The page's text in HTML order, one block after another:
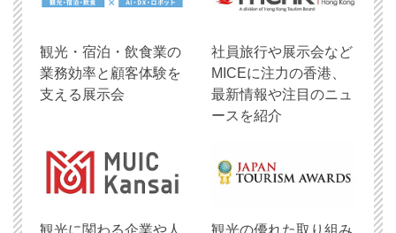
観光・宿泊・飲食業の
業務効率と顧客体験を
支える展示会
社員旅行や展示会など
MICEに注力の香港、
最新情報や注目のニュ
ースを紹介
観光に関わる企業や人
観光の優れた取り組み